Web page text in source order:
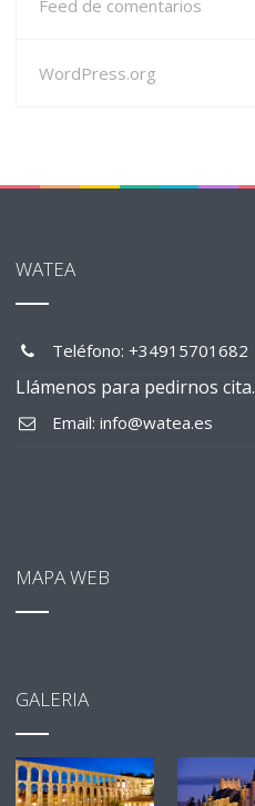
Feed de comentarios
WordPress.org
WATEA
Teléfono: +34915701682
Llámenos para pedirnos cita.
Email: info@watea.es
MAPA WEB
GALERIA